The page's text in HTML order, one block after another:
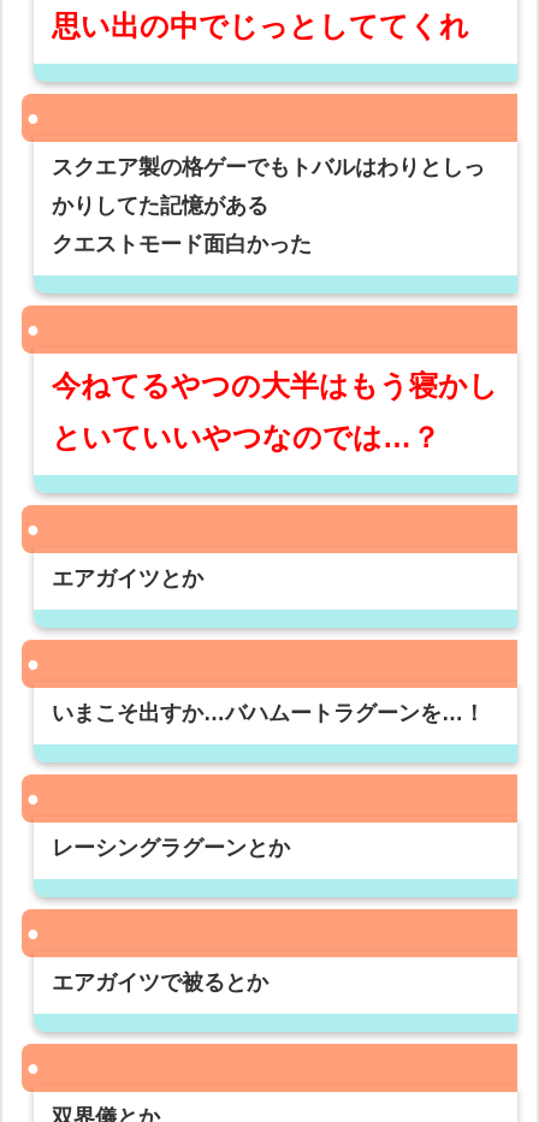
思い出の中でじっとしててくれ
スクエア製の格ゲーでもトバルはわりとしっ
かりしてた記憶がある
クエストモード面白かった
今ねてるやつの大半はもう寝かし
といていいやつなのでは…？
エアガイツとか
いまこそ出すか…バハムートラグーンを…！
レーシングラグーンとか
エアガイツで被るとか